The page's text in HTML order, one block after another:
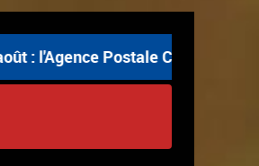
Postale Communale est